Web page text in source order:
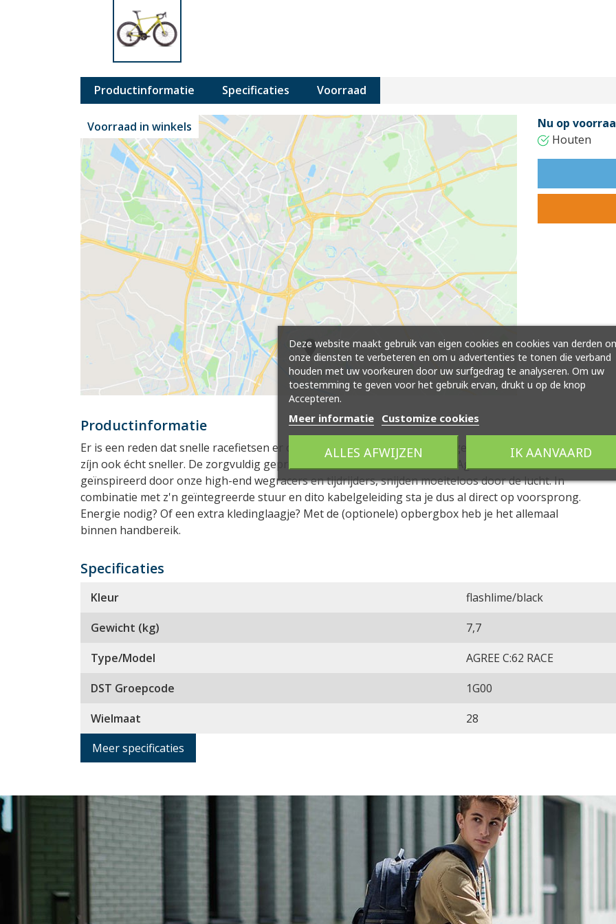
Productinformatie Specificaties Voorraad
Voorraad in winkels
Nu op
Houten
Productinformatie
Er is een reden dat snelle racefietsen er ook snel uitzien: aerodynamisch geoptimaliseerde racers
zíjn ook écht sneller. De zorgvuldig geprofileerde framebuizen van de de Agree C:62,
geïnspireerd door onze high-end wegracers en tijdrijders, snijden moeiteloos door de lucht. In
combinatie met z'n geïntegreerde stuur en dito kabelgeleiding sta je dus al direct op voorsprong.
Energie nodig? Of een extra kledinglaagje? Met de (optionele) opbergbox heb je het allemaal
binnen handbereik.
Specificaties
Kleur
flashlime/black
Gewicht (kg)
7,7
Type/Model
AGREE C:62 RACE
DST Groepcode
1G00
Wielmaat
28
Meer specificaties
Deze website maakt gebruik van eigen cookies en cookies van derden
onze diensten te verbeteren en om u advertenties te tonen die verband
houden met uw voorkeuren door uw surfgedrag te analyseren. Om uw
toestemming te geven voor het gebruik ervan, drukt u op de knop
Accepteren.
Meer informatie Customize cookies
ALLES AFWIJZEN IK AANVAARD